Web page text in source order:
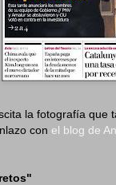
la fotografía
con el blog de